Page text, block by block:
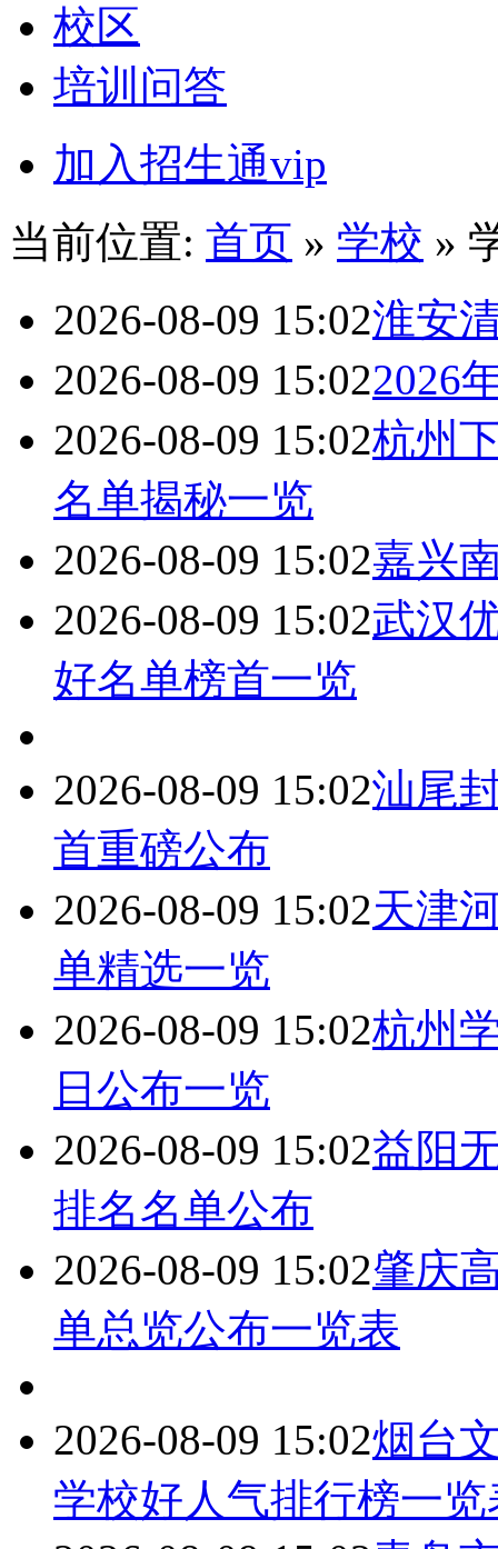
校区
培训问答
加入招生通vip
当前位置: 首页 » 学校 »
2026-08-09 15:02淮安
2026-08-09 15:022026
2026-08-09 15:02杭州
名单揭秘一览
2026-08-09 15:02嘉兴
2026-08-09 15:02武汉
好名单榜首一览
2026-08-09 15:02汕尾
首重磅公布
2026-08-09 15:02天津
单精选一览
2026-08-09 15:02杭州
日公布一览
2026-08-09 15:02益阳
排名名单公布
2026-08-09 15:02肇庆
单总览公布一览表
2026-08-09 15:02烟台
学校好人气排行榜一览